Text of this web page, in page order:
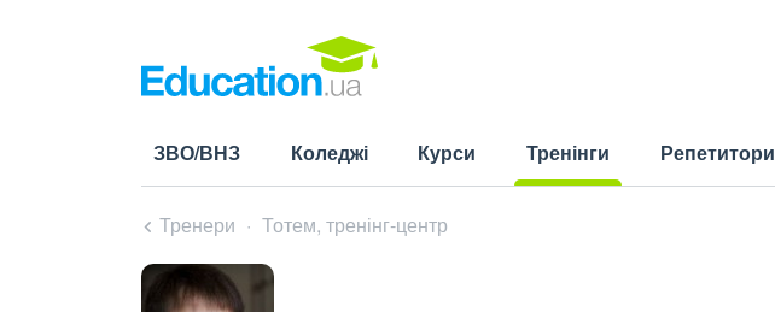
ЗВО/ВНЗ Коледжі Курси
Тренінги
Репетитори
Тренери Тотем, тренінг-центр